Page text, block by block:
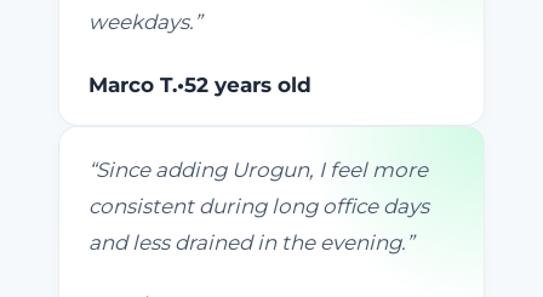
weekdays. ”
Marco T.•52 years old
“Since adding Urogun, I feel more
consistent during long office days
and less drained in the evening. ”